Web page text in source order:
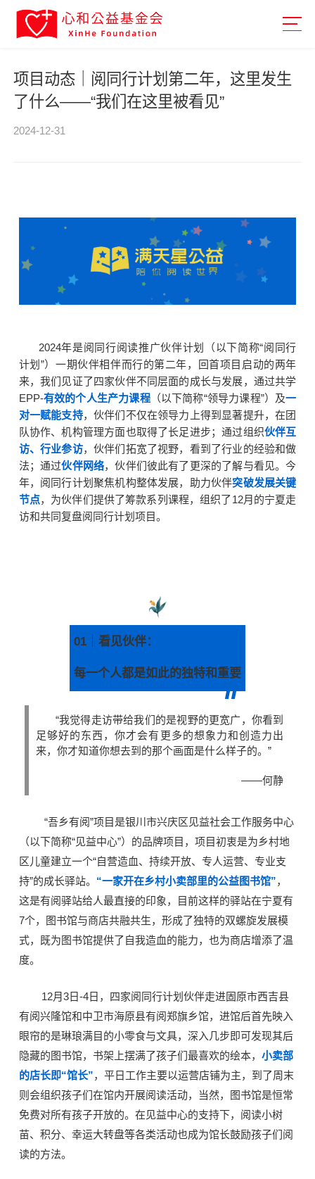
项目动态｜阅同行计划第二年，这里发生
了什么——“我们在这里被看见”
2024-12-31
2024年是阅同行阅读推广伙伴计划（以下简称“阅同行
计划”）一期伙伴相伴而行的第二年，回首项目启动的两年
来，我们见证了四家伙伴不同层面的成长与发展，通过共学
EPP-有效的个人生产力课程（以下简称“领导力课程”）及一
对一赋能支持，伙伴们不仅在领导力上得到显著提升，在团
队协作、机构管理方面也取得了长足进步；通过组织伙伴互
访、行业参访，伙伴们拓宽了视野，看到了行业的经验和做
法；通过伙伴网络，伙伴们彼此有了更深的了解与看见。今
年，阅同行计划聚焦机构整体发展，助力伙伴突破发展关键
节点，为伙伴们提供了筹款系列课程，组织了12月的宁夏走
访和共同复盘阅同行计划项目。
01 看见伙伴：
每一个人都是如此的独特和重要
“我觉得走访带给我们的是视野的更宽广，你看到
足够好的东西，你才会有更多的想象力和创造力出
来，你才知道你想去到的那个画面是什么样子的。”
——何静
“吾乡有阅”项目是银川市兴庆区见益社会工作服务中心
（以下简称“见益中心”）的品牌项目，项目初衷是为乡村地
区儿童建立一个“自营造血、持续开放、专人运营、专业支
持”的成长驿站。 “一家开在乡村小卖部里的公益图书馆”，
这是有阅驿站给人最直接的印象，目前这样的驿站在宁夏有
7个，图书馆与商店共融共生，形成了独特的双螺旋发展模
式，既为图书馆提供了自我造血的能力，也为商店增添了温
度。
12月3日-4日，四家阅同行计划伙伴走进固原市西吉县
有阅兴隆馆和中卫市海原县有阅郑旗乡馆，进馆后首先映入
眼帘的是琳琅满目的小零食与文具，深入几步即可发现其后
隐藏的图书馆，书架上摆满了孩子们最喜欢的绘本， 小卖部
的店长即“馆长”，平日工作主要以运营店铺为主，到了周末
则会组织孩子们在馆内开展阅读活动，当然，图书馆是恒常
免费对所有孩子开放的。在见益中心的支持下，阅读小树
苗、积分、幸运大转盘等各类活动也成为馆长鼓励孩子们阅
读的方法。